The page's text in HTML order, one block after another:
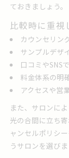
ておきましょう。
比較時に重視
カウンセリン
サンプルデザ
口コミやSNS
料金体系の明
アクセスや営
また、サロンに
光の合間に立ち
ャンセルポリシ
うサロンを選びま